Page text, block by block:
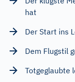
hat
Der Start ins
Dem Flugstil
Totgeglaubte